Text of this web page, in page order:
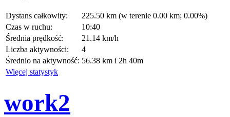
Dystans całkowity:
225.50 km (w terenie 0.00 km; 0.00%)
Czas w ruchu:
10:40
Średnia prędkość:
21.14 km/h
Liczba aktywności:
4
Średnio na aktywność: 56.38 km i 2h 40m
Więcej statystyk
work2